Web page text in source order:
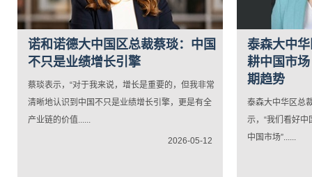
诺和诺德大中国区总裁蔡琰：中国
不只是业绩增长引擎
蔡琰表示，“对于我来说，增长是重要的，但我非常
清晰地认识到中国不只是业绩增长引擎，更是有全
产业链的价值......
2026-05-12
泰森大中
耕中国市
期趋势
泰森大中华区总
示，“我们看好
中国市场”......